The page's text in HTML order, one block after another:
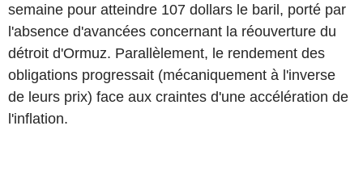
semaine pour atteindre 107 dollars le baril, porté par
l'absence d'avancées concernant la réouverture du
détroit d'Ormuz. Parallèlement, le rendement des
obligations progressait (mécaniquement à l'inverse
de leurs prix) face aux craintes d'une accélération de
l'inflation.